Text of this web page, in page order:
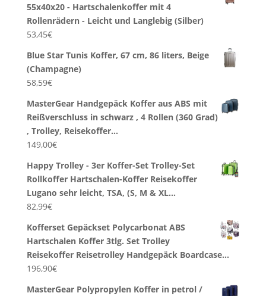
55x40x20 - Hartschalenkoffer mit 4
Rollenrädern - Leicht und Langlebig (Silber)
53,45€
Blue Star Tunis Koffer, 67 cm, 86 liters, Beige
(Champagne)
58,59€
MasterGear Handgepäck Koffer aus ABS mit
Reißverschluss in schwarz , 4 Rollen (360 Grad)
, Trolley, Reisekoffer…
149,00€
Happy Trolley - 3er Koffer-Set Trolley-Set
Rollkoffer Hartschalen-Koffer Reisekoffer
Lugano sehr leicht, TSA, (S, M & XL…
82,99€
Kofferset Gepäckset Polycarbonat ABS
Hartschalen Koffer 3tlg. Set Trolley
Reisekoffer Reisetrolley Handgepäck Boardcase…
196,90€
MasterGear Polypropylen Koffer in petrol /